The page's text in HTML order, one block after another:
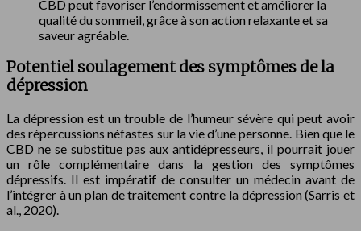
CBD peut favoriser l’endormissement et améliorer la
qualité du sommeil, grâce à son action relaxante et sa
saveur agréable.
Potentiel soulagement des symptômes de la
dépression
La dépression est un trouble de l’humeur sévère qui peut avoir
des répercussions néfastes sur la vie d’une personne. Bien que le
CBD ne se substitue pas aux antidépresseurs, il pourrait jouer
un rôle complémentaire dans la gestion des symptômes
dépressifs. Il est impératif de consulter un médecin avant de
l’intégrer à un plan de traitement contre la dépression (Sarris et
al., 2020).